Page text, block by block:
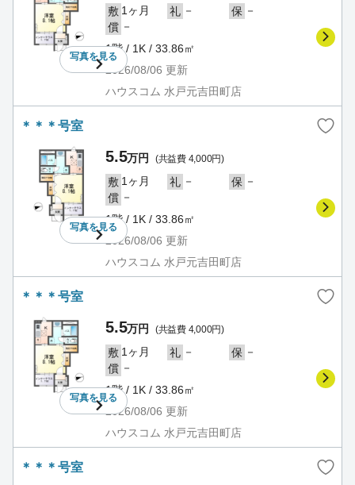
写真を見る
敷 1ヶ月 礼 － 保 －
償 －
1階 / 1K / 33.86㎡
2026/08/06 更新
ハウスコム 水戸元吉田町店
＊＊＊号室
写真を見る
5.5万円 (共益費 4,000円)
敷 1ヶ月 礼 － 保 －
償 －
1階 / 1K / 33.86㎡
2026/08/06 更新
ハウスコム 水戸元吉田町店
＊＊＊号室
写真を見る
5.5万円 (共益費 4,000円)
敷 1ヶ月 礼 － 保 －
償 －
1階 / 1K / 33.86㎡
2026/08/06 更新
ハウスコム 水戸元吉田町店
＊＊＊号室